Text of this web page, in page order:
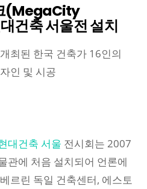
(MegaCity
건축 서울전 설치
최된 한국 건축가 16인의
인 및 시공
대건축 서울 전시회는 2007
관에 처음 설치되어 언론에
르린 독일 건축센터, 에스토